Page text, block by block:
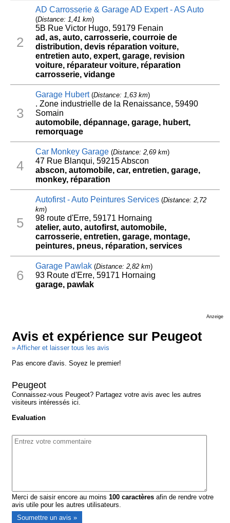
2
AD Carrosserie & Garage AD Expert - AS Auto
(Distance: 1,41 km)
5B Rue Victor Hugo, 59179 Fenain
ad, as, auto, carrosserie, courroie de
distribution, devis réparation voiture,
entretien auto, expert, garage, revision
voiture, réparateur voiture, réparation
carrosserie, vidange
3
Garage Hubert(Distance: 1,63 km)
. Zone industrielle de la Renaissance, 59490
Somain
automobile, dépannage, garage, hubert,
remorquage
4
Car Monkey Garage(Distance: 2,69 km)
47 Rue Blanqui, 59215 Abscon
abscon, automobile, car, entretien, garage,
monkey, réparation
5
Autofirst - Auto Peintures Services(Distance: 2,72
km)
98 route d'Erre, 59171 Hornaing
atelier, auto, autofirst, automobile,
carrosserie, entretien, garage, montage,
peintures, pneus, réparation, services
6
Garage Pawlak(Distance: 2,82 km)
93 Route d'Erre, 59171 Hornaing
garage, pawlak
Anzeige
Avis et expérience sur Peugeot
» Afficher et laisser tous les avis
Pas encore d'avis. Soyez le premier!
Peugeot
Connaissez-vous Peugeot? Partagez votre avis avec les autres
visiteurs intéressés ici.
Evaluation
Merci de saisir encore au moins100 caractères afin de rendre votre
avis utile pour les autres utilisateurs.